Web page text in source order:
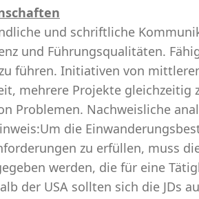
und schriftliche
und Führungsqualitäten.
führen. Initiativen von
mehrere Projekte gleichzeitig
Problemen. Nachweisliche
die
zu erfüllen, muss
werden, die für eine
der USA sollten sich die JDs